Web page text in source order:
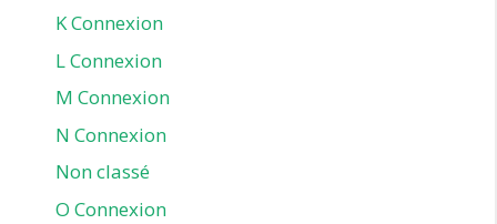
K Connexion
L Connexion
M Connexion
N Connexion
Non classé
O Connexion